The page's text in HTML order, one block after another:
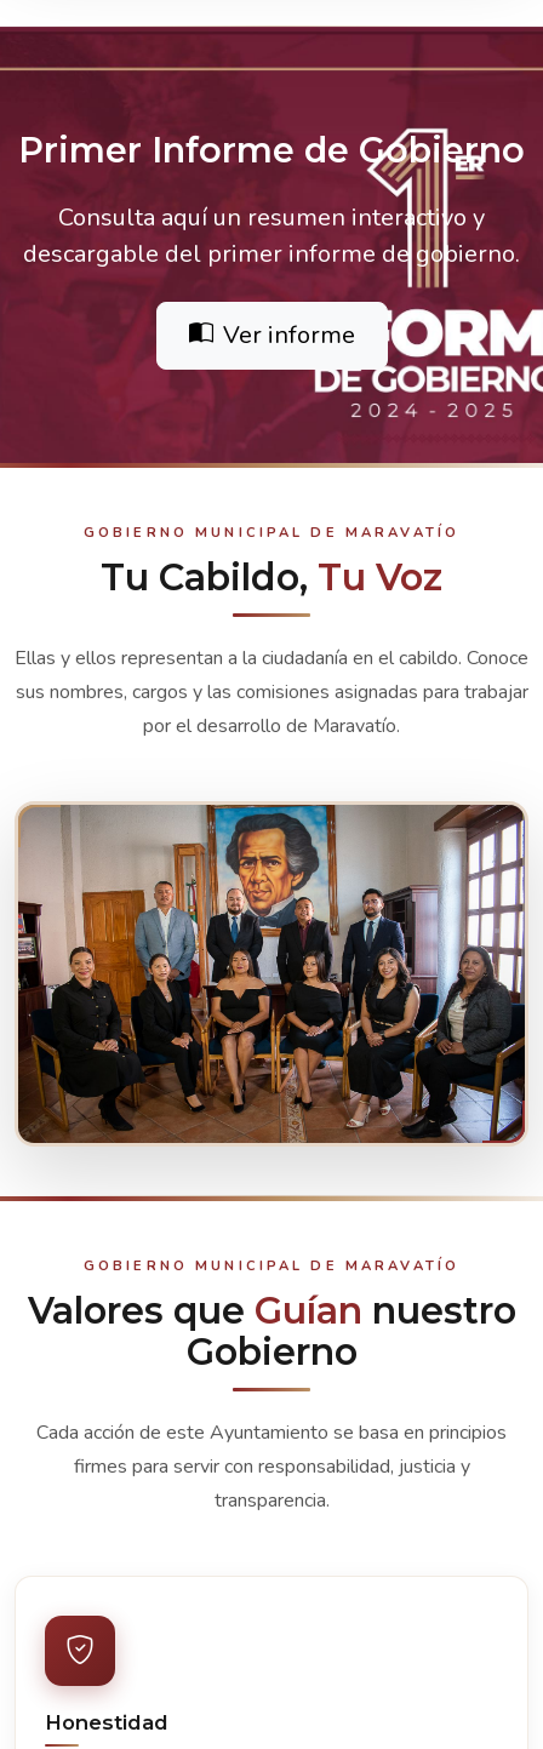
Primer Informe de Gobierno
Consulta aquí un resumen interactivo y
descargable del primer informe de gobierno.
Ver informe
GOBIERNO MUNICIPAL DE MARAVATÍO
Tu Cabildo, Tu Voz
Ellas y ellos representan a la ciudadanía en el cabildo. Conoce
sus nombres, cargos y las comisiones asignadas para trabajar
por el desarrollo de Maravatío.
CONOCE A TUS REPRESENTANTES
Ver integrantes
GOBIERNO MUNICIPAL DE MARAVATÍO
Valores que Guían nuestro
Gobierno
Cada acción de este Ayuntamiento se basa en principios
firmes para servir con responsabilidad, justicia y
transparencia.
Honestidad